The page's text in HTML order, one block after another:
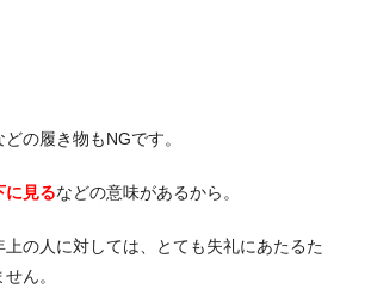
の履き物もNGです。
に見るなどの意味があるから。
上の人に対しては、とても失礼にあたるた
ん。